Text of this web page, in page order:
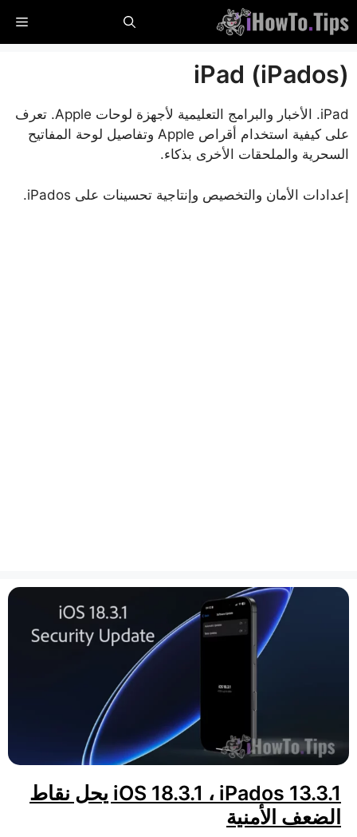
تخطى
الى
المحتوى
iPad (iPados)
iPad. الأخبار والبرامج التعليمية لأجهزة لوحات Apple. تعرف
على كيفية استخدام أقراص Apple وتفاصيل لوحة المفاتيح
السحرية والملحقات الأخرى بذكاء.
إعدادات الأمان والتخصيص وإنتاجية تحسينات على iPados.
iOS 18.3.1 ، iPados 13.3.1 يحل نقاط
الضعف الأمنية